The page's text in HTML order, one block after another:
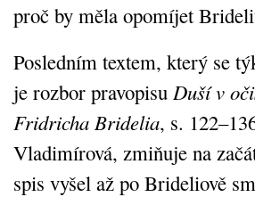
proč by měla opomíjet
Posledním textem, který se
je rozbor pravopisu Duší v
Fridricha Bridelia, s.
Vladimírová, zmiňuje na
spis vyšel až po Brideliově